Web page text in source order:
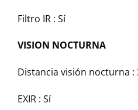
Filtro IR : Sí
VISION NOCTURNA
Distancia visión nocturna :
EXIR : Sí